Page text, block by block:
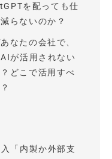
を配っても仕
らないのか？
なたの会社で、
が活用されない
どこで活用すべ
「内製か外部支